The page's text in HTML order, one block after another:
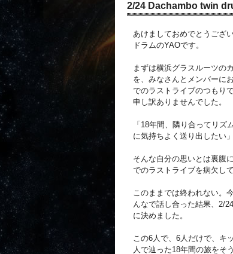
2/24 Dachambo twin
あけましておめでとうござい
ドラムのYAOです。
まずは横浜グラスルーツの
を、みなさんとメンバーに
でのラストライブのつもり
申し訳ありませんでした。
「18年間、隣り合ってリ
に気持ちよく送り出したい」
そんな自分の思いとは裏腹
でのラストライブを病欠し
このままでは終われない。
んなで話し合った結果、2/
に決めました。
この6人で、6人だけで、キ
人で辿った18年間の旅をそ